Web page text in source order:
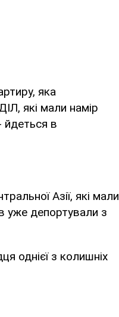
яка
які мали намір
йдеться в
Азії, які мали
уже депортували з
однієї з колишніх